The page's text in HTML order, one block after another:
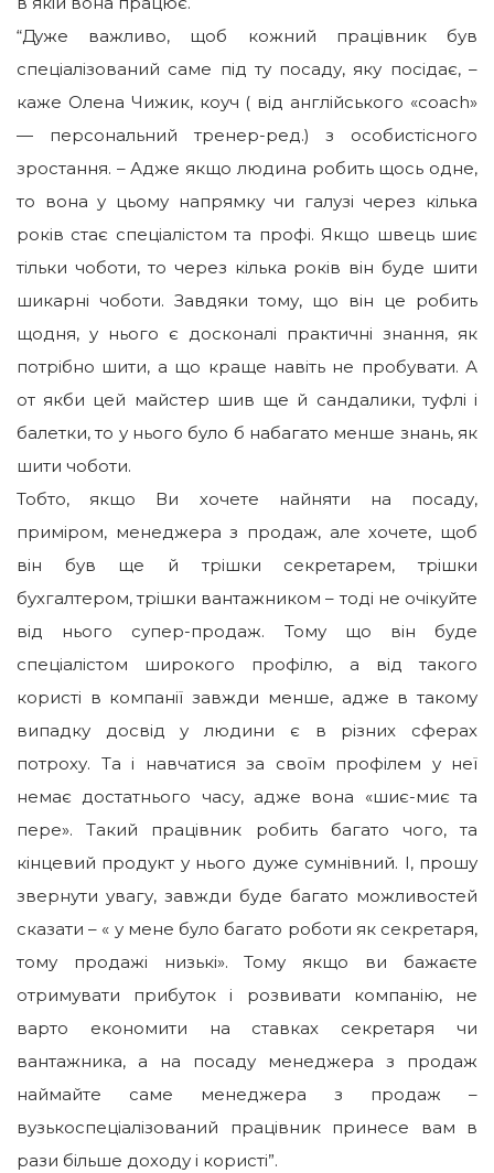
“Дуже важливо, щоб кожний працівник був
спеціалізований саме під ту посаду, яку посідає, –
каже Олена Чижик, коуч ( від англійського «сoach»
— персональний тренер-ред.) з особистісного
зростання. – Адже якщо людина робить щось одне,
то вона у цьому напрямку чи галузі через кілька
років стає спеціалістом та профі. Якщо швець шиє
тільки чоботи, то через кілька років він буде шити
шикарні чоботи. Завдяки тому, що він це робить
щодня, у нього є досконалі практичні знання, як
потрібно шити, а що краще навіть не пробувати. А
от якби цей майстер шив ще й сандалики, туфлі і
балетки, то у нього було б набагато менше знань, як
шити чоботи.
Тобто, якщо Ви хочете найняти на посаду,
приміром, менеджера з продаж, але хочете, щоб
він був ще й трішки секретарем, трішки
бухгалтером, трішки вантажником – тоді не очікуйте
від нього супер-продаж. Тому що він буде
спеціалістом широкого профілю, а від такого
користі в компанії завжди менше, адже в такому
випадку досвід у людини є в різних сферах
потроху. Та і навчатися за своїм профілем у неї
немає достатнього часу, адже вона «шиє-миє та
пере». Такий працівник робить багато чого, та
кінцевий продукт у нього дуже сумнівний. І, прошу
звернути увагу, завжди буде багато можливостей
сказати – « у мене було багато роботи як секретаря,
тому продажі низькі». Тому якщо ви бажаєте
отримувати прибуток і розвивати компанію, не
варто економити на ставках секретаря чи
вантажника, а на посаду менеджера з продаж
наймайте саме менеджера з продаж –
вузькоспеціалізований працівник принесе вам в
рази більше доходу і користі”.